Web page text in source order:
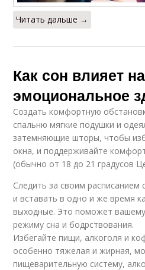
Читать дальше →
Как сон влияет
эмоциональное
Создать комфортную
спальню мягкие подушки и
затемняющие шторы, чтобы
окна, и поддерживайте
(обычно от 18 до 21 градусов
Следить за своим расписанием
и вставать в одно и же время
выходные. Это поможет
режиму сна и бодрствования.
Избегайте пищи, алкоголя и
особенно тяжелая и жирная,
пищеварительную систему,